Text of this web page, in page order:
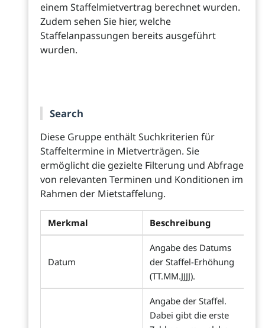
einem Staffelmietvertrag berechnet wurden.
Zudem sehen Sie hier, welche
Staffelanpassungen bereits ausgeführt
wurden.
Search
Diese Gruppe enthält Suchkriterien für
Staffeltermine in Mietverträgen. Sie
ermöglicht die gezielte Filterung und Abfrage
von relevanten Terminen und Konditionen im
Rahmen der Mietstaffelung.
Merkmal Beschreibung
Datum
Angabe des Datums
der Staffel-Erhöhung
(TT.MM.JJJJ).
Angabe der Staffel.
Dabei gibt die erste